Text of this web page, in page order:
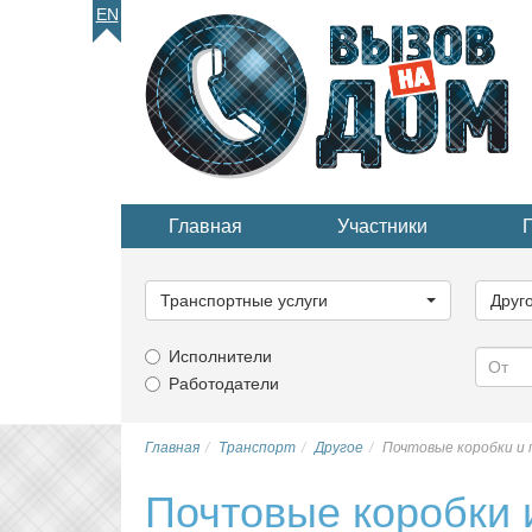
EN
Главная Участники
категорию...
Транспортные услуги
Исполнители
Работодатели
Главная Транспорт Другое Почтовые коробки и
Почтовые коробки